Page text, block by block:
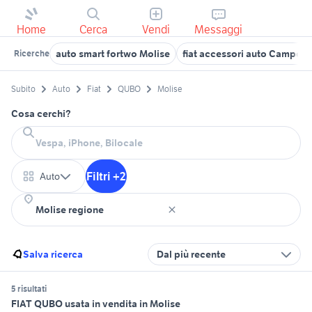
Home Cerca Vendi Messaggi
Ricerche auto smart fortwo Molise fiat accessori auto
Subito Auto Fiat QUBO Molise
Cosa cerchi?
Auto Filtri +2
Salva ricerca Dal più recente
5 risultati
FIAT QUBO usata in vendita in Molise